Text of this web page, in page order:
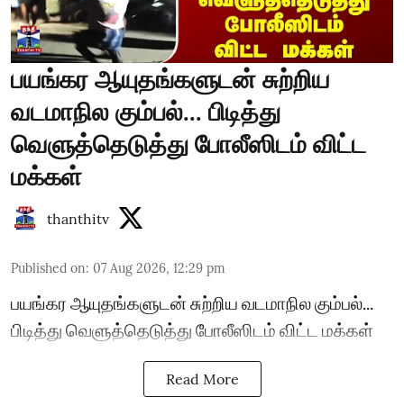
பயங்கர ஆயுதங்களுடன் சுற்றிய
வடமாநில கும்பல்... பிடித்து
வெளுத்தெடுத்து போலீஸிடம் விட்ட
மக்கள்
thanthitv
Published on: 07 Aug 2026, 12:29 pm
பயங்கர ஆயுதங்களுடன் சுற்றிய வடமாநில கும்பல்...
பிடித்து வெளுத்தெடுத்து போலீஸிடம் விட்ட மக்கள்
Read More